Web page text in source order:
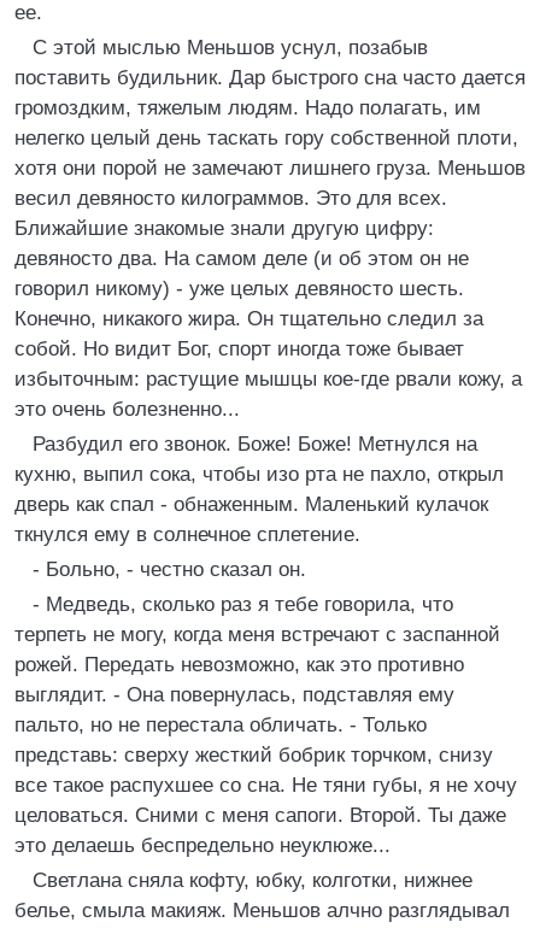
ее.
С этой мыслью Меньшов уснул, позабыв
поставить будильник. Дар быстрого сна часто дается
громоздким, тяжелым людям. Надо полагать, им
нелегко целый день таскать гору собственной плоти,
хотя они порой не замечают лишнего груза. Меньшов
весил девяносто килограммов. Это для всех.
Ближайшие знакомые знали другую цифру:
девяносто два. На самом деле (и об этом он не
говорил никому) - уже целых девяносто шесть.
Конечно, никакого жира. Он тщательно следил за
собой. Но видит Бог, спорт иногда тоже бывает
избыточным: растущие мышцы кое-где рвали кожу, а
это очень болезненно...
Разбудил его звонок. Боже! Боже! Метнулся на
кухню, выпил сока, чтобы изо рта не пахло, открыл
дверь как спал - обнаженным. Маленький кулачок
ткнулся ему в солнечное сплетение.
- Больно, - честно сказал он.
- Медведь, сколько раз я тебе говорила, что
терпеть не могу, когда меня встречают с заспанной
рожей. Передать невозможно, как это противно
выглядит. - Она повернулась, подставляя ему
пальто, но не перестала обличать. - Только
представь: сверху жесткий бобрик торчком, снизу
все такое распухшее со сна. Не тяни губы, я не хочу
целоваться. Сними с меня сапоги. Второй. Ты даже
это делаешь беспредельно неуклюже...
Светлана сняла кофту, юбку, колготки, нижнее
белье, смыла макияж. Меньшов алчно разглядывал